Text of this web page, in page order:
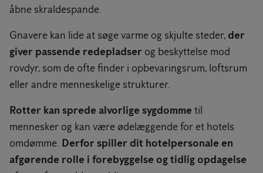
åbne skraldespande.
Gnavere kan lide at søge varme og skjulte steder, der
giver passende redepladser og beskyttelse mod
rovdyr, som de ofte finder i opbevaringsrum, loftsrum
eller andre menneskelige strukturer.
Rotter kan sprede alvorlige sygdomme til
mennesker og kan være ødelæggende for et hotels
omdømme. Derfor spiller dit hotelpersonale en
afgørende rolle i forebyggelse og tidlig opdagelse